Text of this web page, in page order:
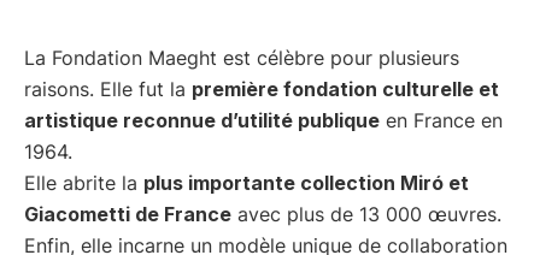
La Fondation Maeght est célèbre pour plusieurs
raisons. Elle fut la première fondation culturelle et
artistique reconnue d’utilité publique en France en
1964.
Elle abrite la plus importante collection Miró et
Giacometti de France avec plus de 13 000 œuvres.
Enfin, elle incarne un modèle unique de collaboration